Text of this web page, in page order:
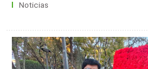
Noticias